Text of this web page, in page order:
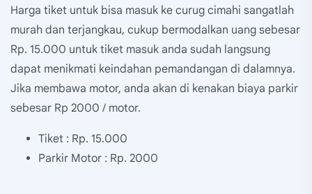
Harga tiket untuk bisa masuk ke curug cimahi sangatlah
murah dan terjangkau, cukup bermodalkan uang sebesar
Rp. 15.000 untuk tiket masuk anda sudah langsung
dapat menikmati keindahan pemandangan di dalamnya.
Jika membawa motor, anda akan di kenakan biaya parkir
sebesar Rp 2000 / motor.
Tiket : Rp. 15.000
Parkir Motor : Rp. 2000